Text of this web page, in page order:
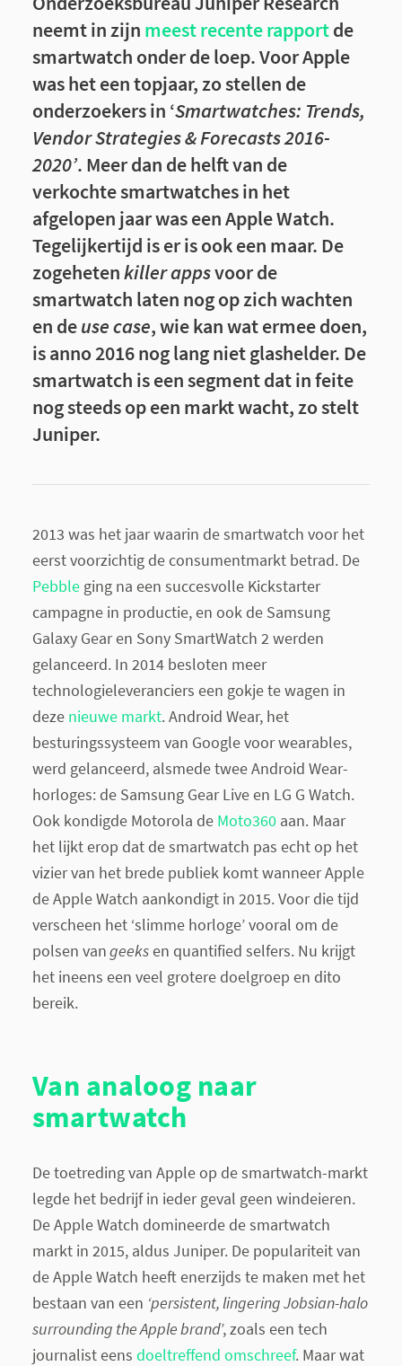
neemt in zijn meest recente rapportde
smartwatch onder de loep. Voor Apple
was het een topjaar, zo stellen de
onderzoekers in ‘Smartwatches: Trends,
Vendor Strategies & Forecasts 2016-
2020’. Meer dan de helft van de
verkochte smartwatches in het
afgelopen jaar was een Apple Watch.
Tegelijkertijd is er is ook een maar. De
zogehetenkiller appsvoor de
smartwatch laten nog op zich wachten
en deuse case, wie kan wat ermee doen,
is anno 2016 nog lang niet glashelder. De
smartwatch is een segment dat in feite
nog steeds op een markt wacht, zo stelt
Juniper.
2013 was het jaar waarin de smartwatch voor het
eerst voorzichtig de consumentmarkt betrad. De
Pebbleging na een succesvolle Kickstarter
campagne in productie, en ook de Samsung
Galaxy Gear en Sony SmartWatch 2 werden
gelanceerd. In 2014 besloten meer
technologieleveranciers een gokje te wagen in
deze nieuwe markt. Android Wear, het
besturingssysteem van Google voor wearables,
werd gelanceerd, alsmede twee Android Wear-
horloges: de Samsung Gear Live en LG G Watch.
Ook kondigde Motorola de Moto360aan. Maar
het lijkt erop dat de smartwatch pas echt op het
vizier van het brede publiek komt wanneer Apple
de Apple Watch aankondigt in 2015. Voor die tijd
verscheen het ‘slimme horloge’ vooral om de
polsen vangeeksen quantified selfers. Nu krijgt
het ineens een veel grotere doelgroep en dito
bereik.
Van analoog naar
smartwatch
De toetreding van Apple op de smartwatch-markt
legde het bedrijf in ieder geval geen windeieren.
De Apple Watch domineerde de smartwatch
markt in 2015, aldus Juniper. De populariteit van
de Apple Watch heeft enerzijds te maken met het
bestaan van een ‘persistent, lingering Jobsian-halo
surrounding the Apple brand’, zoals een tech
journalist eens doeltreffend omschreef. Maar wat